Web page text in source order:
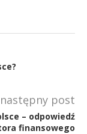
następny post
– odpowiedź
finansowego